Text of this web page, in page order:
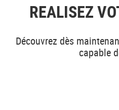
REALISEZ
Découvrez dès
capable